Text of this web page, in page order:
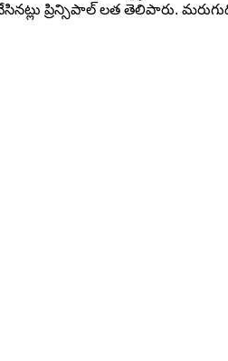
ప్రిన్సిపాల్ లత తెలిపారు.